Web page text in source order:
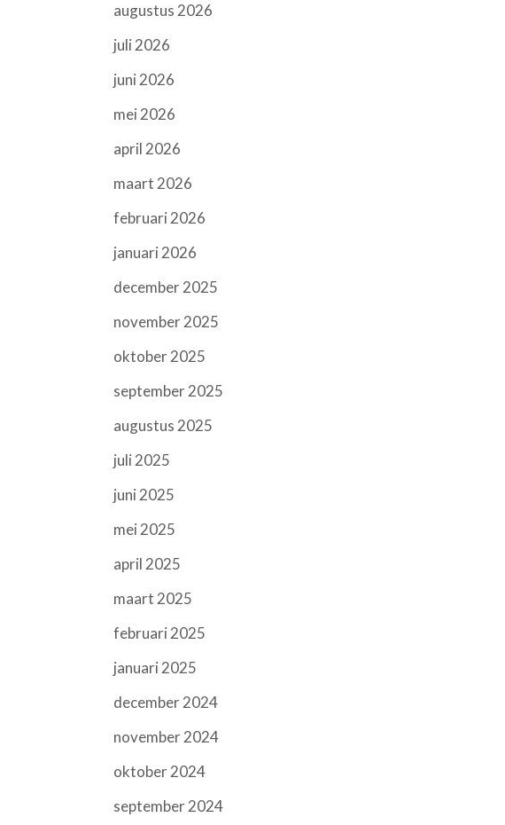
augustus 2026
juli 2026
juni 2026
mei 2026
april 2026
maart 2026
februari 2026
januari 2026
december 2025
november 2025
oktober 2025
september 2025
augustus 2025
juli 2025
juni 2025
mei 2025
april 2025
maart 2025
februari 2025
januari 2025
december 2024
november 2024
oktober 2024
september 2024